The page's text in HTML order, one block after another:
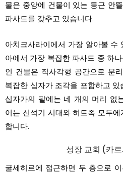
물은 중앙에 건물이 있는 둥근 안
파사드를 갖추고 있습니다.
아치크사라이에서 가장 알아볼 수
아에서 가장 복잡한 파사드 중 하
인 건물은 직사각형 공간으로 분
복잡한 십자가 조각을 포함하고
십자가의 팔에는 네 개의 머리 없
이는 신석기 시대와 히트족 모두
합니다.
성장 교회 (카
굴세히르에 접근하면 두 층으로